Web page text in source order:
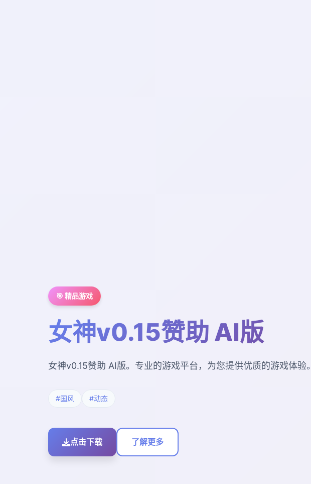
🎯 精品游戏
女神v0.15赞助 AI版
女神v0.15赞助 AI版。专业的游戏平台，为您提供优质的游戏体验。
#国风 #动态
点击下载 了解更多